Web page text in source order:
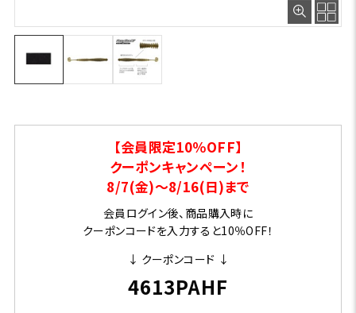
【会員限定10％OFF】
クーポンキャンペーン！
8/7(金)～8/16(日)まで
会員ログイン後、商品購入時に
クーポンコードを入力すると10％OFF！
↓ クーポンコード ↓
4613PAHF